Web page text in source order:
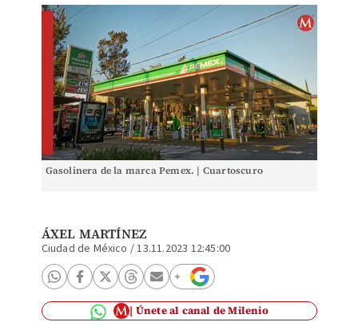
Gasolinera de la marca Pemex. | Cuartoscuro
ÁXEL MARTÍNEZ
Ciudad de México /13.11.2023 12:45:00
Únete al canal de Milenio